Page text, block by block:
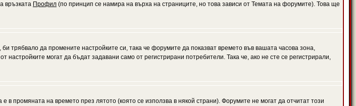
връзката Профил (по принцип се намира на върха на страниците, но това зависи от Темата на форумите). Това ще
трябвало да промените настройките си, така че форумите да показват времето във вашата часова зона,
могат да бъдат задавани само от регистрирани потребители. Така че, ако не сте се регистрирали,
промяната на времето през лятото (която се използва в някой страни). Форумите не могат да отчитат този